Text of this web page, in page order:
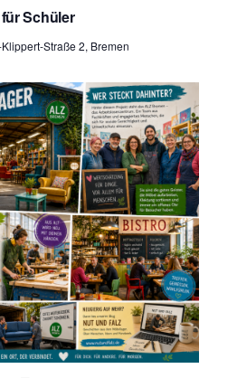
Schüler
Straße 2, Bremen